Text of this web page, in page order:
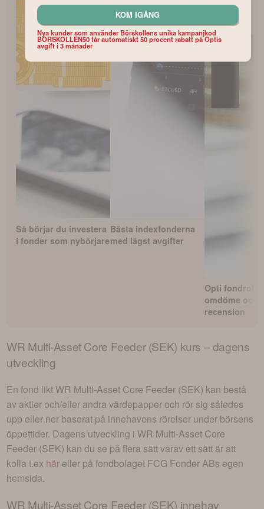
Så börjar du investera
i fonder som nybörjare
Bästa indexfonderna
med lägst avgifter
Opti
omdöme och
recension
WR Multi-Asset Core Feeder (SEK) kurs – dagens
utveckling
En fond liktWR Multi-Asset Core Feeder (SEK) kan bestå
av aktier och/eller andra värdepapper och rör sig således
upp eller ner baserat på innehavens rörelser under börsens
öppettider. Dagens utveckling iWR Multi-Asset Core
Feeder (SEK) kan du se på flera sätt varav ett sätt är att
kolla t.ex här eller på fondbolaget FCG Fonder ABs egen
hemsida.
WR Multi-Asset Core Feeder (SEK) innehav
KOM IGÅNG
Nya kunder som använder Börskollens unika kampanjkod
BORSKOLLEN50 får automatiskt 50 procent rabatt på Optis
avgift i 3 månader